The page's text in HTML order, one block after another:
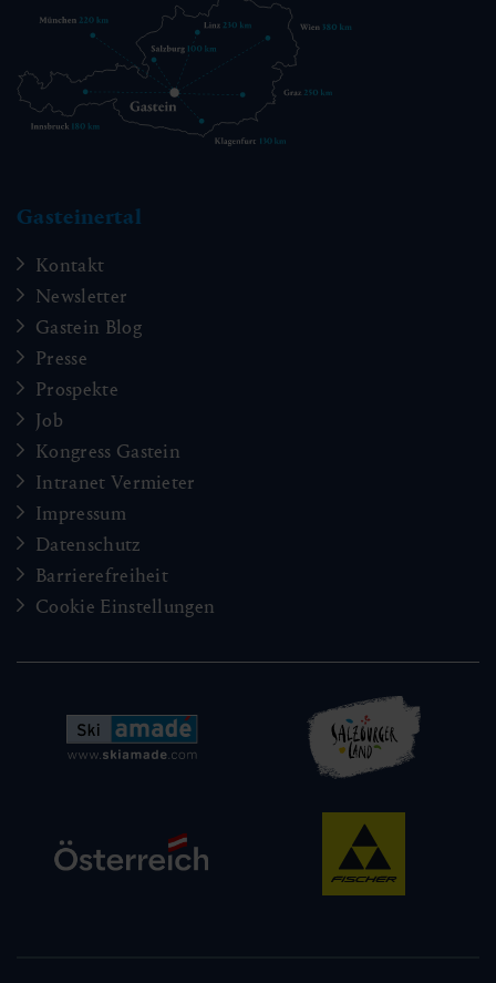
Gasteinertal
Kontakt
Newsletter
Gastein Blog
Presse
Prospekte
Job
Kongress Gastein
Intranet Vermieter
Impressum
Datenschutz
Barrierefreiheit
Cookie Einstellungen